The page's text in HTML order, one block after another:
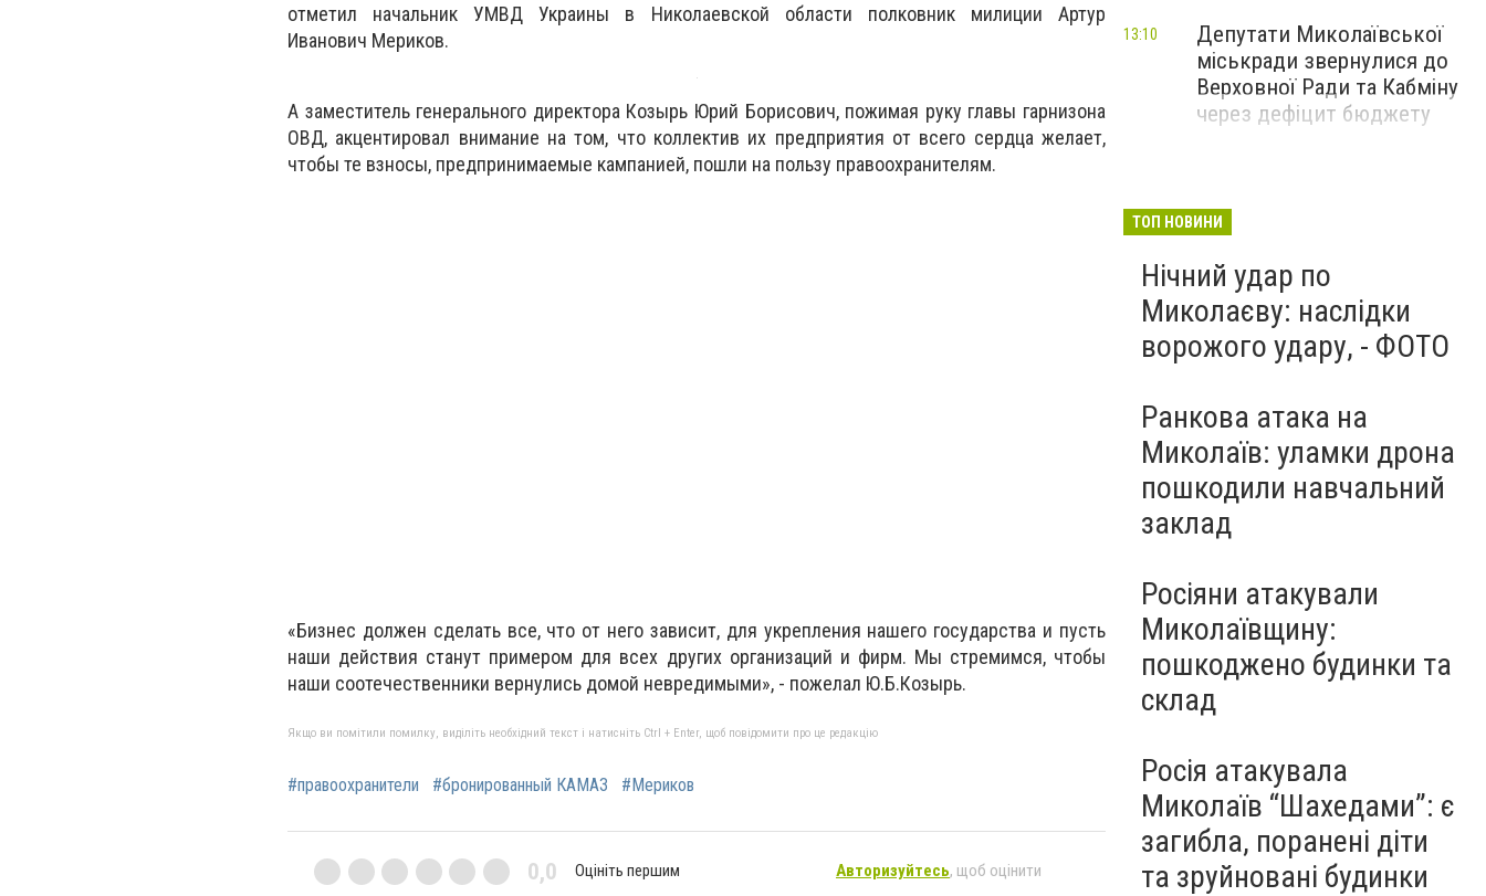
отметил начальник УМВД Украины в Николаевской области полковник милиции Артур
Иванович Мериков.
А заместитель генерального директора Козырь Юрий Борисович, пожимая руку главы гарнизона
ОВД, акцентировал внимание на том, что коллектив их предприятия от всего сердца желает,
чтобы те взносы, предпринимаемые кампанией, пошли на пользу правоохранителям.
«Бизнес должен сделать все, что от него зависит, для укрепления нашего государства и пусть
наши действия станут примером для всех других организаций и фирм. Мы стремимся, чтобы
наши соотечественники вернулись домой невредимыми», - пожелал Ю.Б.Козырь.
Якщо ви помітили помилку, виділіть необхідний текст і натисніть Ctrl + Enter, щоб повідомити про це редакцію
#правоохранители #бронированный КАМАЗ #Мериков
0,0 Оцініть першим Авторизуйтесь, щоб оцінити
Депутати Миколаївської
міськради звернулися до
Верховної Ради та Кабміну
через дефіцит бюджету
13:10
ТОП НОВИНИ
Нічний удар по
Миколаєву: наслідки
ворожого удару, - ФОТО
Ранкова атака на
Миколаїв: уламки дрона
пошкодили навчальний
заклад
Росіяни атакували
Миколаївщину:
пошкоджено будинки та
склад
Росія атакувала
Миколаїв “Шахедами”: є
загибла, поранені діти
та зруйновані будинки